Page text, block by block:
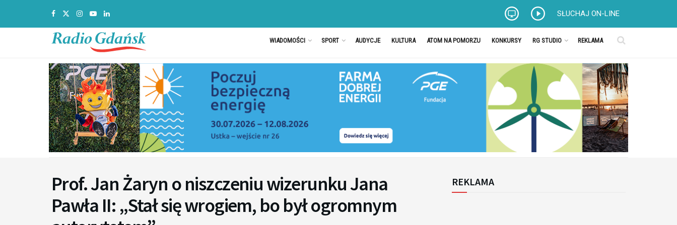
SŁUCHAJ ON-LINE
WIADOMOŚCI SPORT AUDYCJE KULTURA ATOM NA POMORZU KONKURSY RG STUDIO REKLAMA
Prof. Jan Żaryn o niszczeniu wizerunku Jana
Pawła II: „Stał się wrogiem, bo był ogromnym
REKLAMA